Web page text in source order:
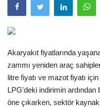
İş İlanları
Seri İlanlar
Akaryakıt fiyatlarında
zammı yeniden araç
litre fiyatı ve mazot fiyatı
LPG'deki indirimin
öne çıkarken, sektör